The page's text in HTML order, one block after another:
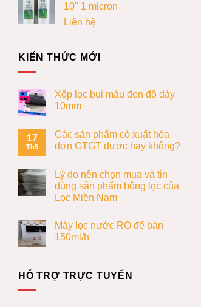
10" 1 micron
Liên hệ
KIẾN THỨC MỚI
Xốp lọc bụi màu đen độ dày
10mm
17
Th5
Các sản phẩm có xuất hóa
đơn GTGT được hay không?
Lý do nên chọn mua và tin
dùng sản phẩm bông lọc của
Lọc Miền Nam
Máy lọc nước RO để bàn
150ml/h
HỖ TRỢ TRỰC TUYẾN